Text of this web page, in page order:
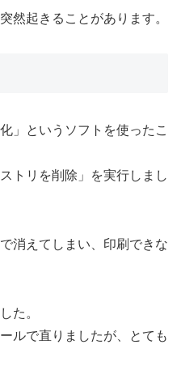
然起きることがあります。
」というソフトを使ったこ
トリを削除」を実行しまし
消えてしまい、印刷できな
た。
ルで直りましたが、とても